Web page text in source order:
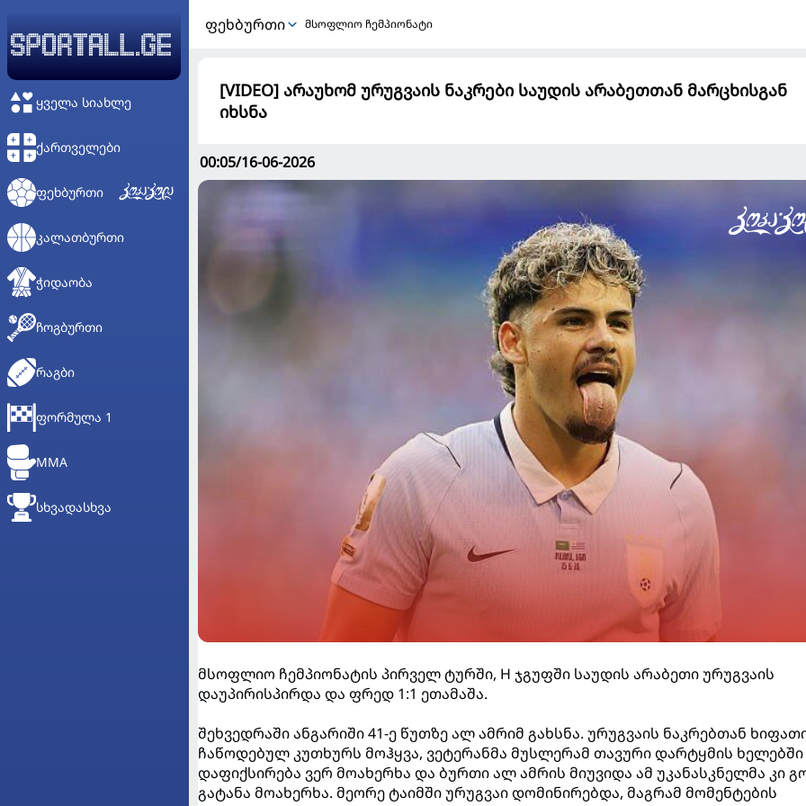
ᲧᲕᲔᲚᲐ ᲡᲘᲐᲮᲚᲔ
ᲥᲐᲠᲗᲕᲔᲚᲔᲑᲘ
ᲤᲔᲮᲑᲣᲠᲗᲘ
ᲙᲐᲚᲐᲗᲑᲣᲠᲗᲘ
ᲭᲘᲓᲐᲝᲑᲐ
ᲩᲝᲒᲑᲣᲠᲗᲘ
ᲠᲐᲒᲑᲘ
ᲤᲝᲠᲛᲣᲚᲐ 1
MMA
ᲡᲮᲕᲐᲓᲐᲡᲮᲕᲐ
ᲤᲔᲮᲑᲣᲠᲗᲘ მსოფლიო ჩემპიონატი
[VIDEO] არაუხომ ურუგვაის ნაკრები საუდის არაბეთთან მარცხისგან
იხსნა
00:05/16-06-2026
მსოფლიო ჩემპიონატის პირველ ტურში, H ჯგუფში საუდის არაბეთი ურუგვაის
დაუპირისპირდა და ფრედ 1:1 ეთამაშა.
შეხვედრაში ანგარიში 41-ე წუთზე ალ ამრიმ გახსნა. ურუგვაის ნაკრებთან
ჩაწოდებულ კუთხურს მოჰყვა, ვეტერანმა მუსლერამ თავური დარტყმის ხელებში
დაფიქსირება ვერ მოახერხა და ბურთი ალ ამრის მიუვიდა ამ უკანასკნელმა კი
გატანა მოახერხა. მეორე ტაიმში ურუგვაი დომინირებდა, მაგრამ მომენტების